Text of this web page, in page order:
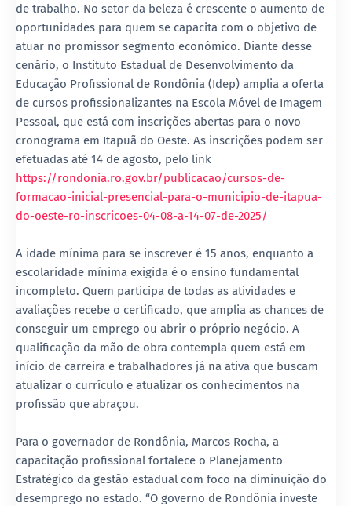
de trabalho. No setor da beleza é crescente o aumento de
oportunidades para quem se capacita com o objetivo de
atuar no promissor segmento econômico. Diante desse
cenário, o Instituto Estadual de Desenvolvimento da
Educação Profissional de Rondônia (Idep) amplia a oferta
de cursos profissionalizantes na Escola Móvel de Imagem
Pessoal, que está com inscrições abertas para o novo
cronograma em Itapuã do Oeste. As inscrições podem ser
efetuadas até 14 de agosto, pelo link
https://rondonia.ro.gov.br/publicacao/cursos-de-
formacao-inicial-presencial-para-o-municipio-de-itapua-
do-oeste-ro-inscricoes-04-08-a-14-07-de-2025/
A idade mínima para se inscrever é 15 anos, enquanto a
escolaridade mínima exigida é o ensino fundamental
incompleto. Quem participa de todas as atividades e
avaliações recebe o certificado, que amplia as chances de
conseguir um emprego ou abrir o próprio negócio. A
qualificação da mão de obra contempla quem está em
início de carreira e trabalhadores já na ativa que buscam
atualizar o currículo e atualizar os conhecimentos na
profissão que abraçou.
Para o governador de Rondônia, Marcos Rocha, a
capacitação profissional fortalece o Planejamento
Estratégico da gestão estadual com foco na diminuição do
desemprego no estado. “O governo de Rondônia investe